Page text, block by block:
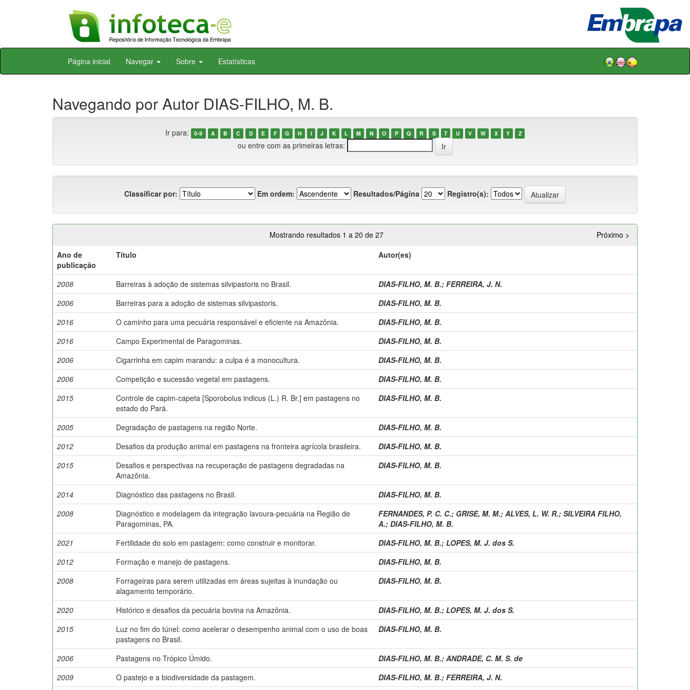
Skip
Página inicial Navegar Sobre Estatísticas
Navegando por Autor DIAS-FILHO, M. B.
Ir para: 0-9 A B C D E F G H I J K L M N O P Q R S T U V W X Y Z
ou entre com as primeiras letras:
Classificar por: Em ordem: Resultados/Página Registro(s):
Mostrando resultados 1 a 20 de 27
Próximo >
Ano de
publicação
Título Autor(es)
2008 Barreiras à adoção de sistemas silvipastoris no Brasil. DIAS-FILHO, M. B.; FERREIRA, J. N.
2006
Barreiras para a adoção de sistemas silvipastoris.
DIAS-FILHO, M. B.
2016
O caminho para uma pecuária responsável e eficiente na Amazônia.
DIAS-FILHO, M. B.
2016
Campo Experimental de Paragominas.
DIAS-FILHO, M. B.
2006
Cigarrinha em capim marandu: a culpa é a monocultura.
DIAS-FILHO, M. B.
2006
Competição e sucessão vegetal em pastagens.
DIAS-FILHO, M. B.
2015
Controle de capim-capeta [Sporobolus indicus (L.) R. Br.] em pastagens no
estado do Pará.
DIAS-FILHO, M. B.
2005 Degradação de pastagens na região Norte.
DIAS-FILHO, M. B.
2012
Desafios da produção animal em pastagens na fronteira agrícola brasileira.
DIAS-FILHO, M. B.
2015
Desafios e perspectivas na recuperação de pastagens degradadas na
Amazônia.
DIAS-FILHO, M. B.
2014 Diagnóstico das pastagens no Brasil.
DIAS-FILHO, M. B.
2008
Diagnóstico e modelagem da integração lavoura-pecuária na Região de
Paragominas, PA.
FERNANDES, P. C. C.; GRISE, M. M.; ALVES, L. W. R.; SILVEIRA FILHO,
A.; DIAS-FILHO, M. B.
2021
Fertilidade do solo em pastagem: como construir e monitorar. DIAS-FILHO, M. B.; LOPES, M. J. dos S.
2012
Formação e manejo de pastagens.
DIAS-FILHO, M. B.
2008
Forrageiras para serem utilizadas em áreas sujeitas à inundação ou
alagamento temporário.
DIAS-FILHO, M. B.
2020 Histórico e desafios da pecuária bovina na Amazônia. DIAS-FILHO, M. B.; LOPES, M. J. dos S.
2015
Luz no fim do túnel: como acelerar o desempenho animal com o uso de boas
pastagens no Brasil.
DIAS-FILHO, M. B.
2006 Pastagens no Trópico Úmido. DIAS-FILHO, M. B.; ANDRADE, C. M. S. de
2009
O pastejo e a biodiversidade da pastagem. DIAS-FILHO, M. B.; FERREIRA, J. N.